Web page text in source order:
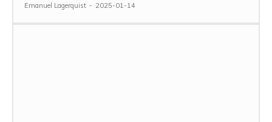
Emanuel Lagerquist - 2025-01-14